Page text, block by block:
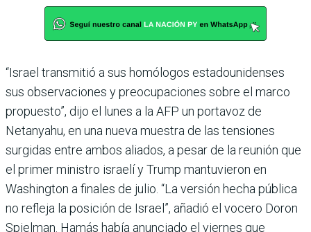
“Israel transmitió a sus homólogos estadounidenses
sus observaciones y preocupaciones sobre el marco
propuesto”, dijo el lunes a la AFP un portavoz de
Netanyahu, en una nueva muestra de las tensiones
surgidas entre ambos aliados, a pesar de la reunión que
el primer ministro israelí y Trump mantuvieron en
Washington a finales de julio. “La versión hecha pública
no refleja la posición de Israel”, añadió el vocero Doron
Spielman. Hamás había anunciado el viernes que